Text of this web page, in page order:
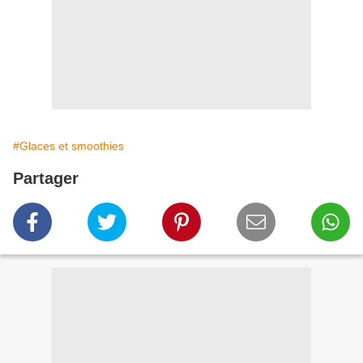
#Glaces et smoothies
Partager